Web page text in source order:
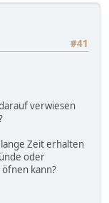
#41
verwiesen
Zeit erhalten
oder
kann?